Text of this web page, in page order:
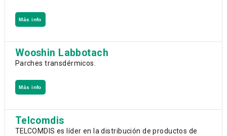
Más info
Wooshin Labbotach
Parches transdérmicos.
Más info
Telcomdis
TELCOMDIS es líder en la distribución de productos de